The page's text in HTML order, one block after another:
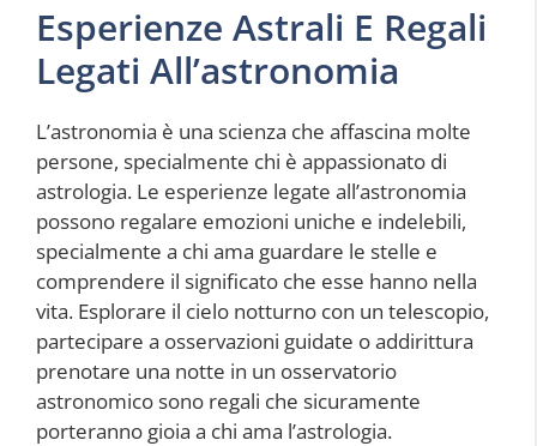
Esperienze Astrali E Regali
Legati All’astronomia
L’astronomia è una scienza che affascina molte
persone, specialmente chi è appassionato di
astrologia. Le esperienze legate all’astronomia
possono regalare emozioni uniche e indelebili,
specialmente a chi ama guardare le stelle e
comprendere il significato che esse hanno nella
vita. Esplorare il cielo notturno con un telescopio,
partecipare a osservazioni guidate o addirittura
prenotare una notte in un osservatorio
astronomico sono regali che sicuramente
porteranno gioia a chi ama l’astrologia.